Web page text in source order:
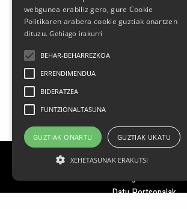
Jarrai gaitzazu sare sozialetan
Datu Pertsonalak
webgunea erabiliz gero, gure Cookie
Politikaren arabera cookie guztiak onartzen
dituzu.Gehiago irakurri
BEHAR-BEHARREZKOA
ERRENDIMENDUA
BIDERATZEA
FUNTZIONALTASUNA
GUZTIAK ONARTU GUZTIAK UKATU
XEHETASUNAK ERAKUTSI